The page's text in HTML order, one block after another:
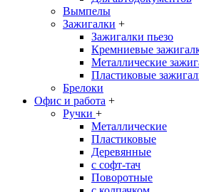
Вымпелы
Зажигалки +
Зажигалки пьезо
Кремниевые
Металлические
Пластиковые
Брелоки
Офис и работа +
Ручки +
Металлические
Пластиковые
Деревянные
с софт-тач
Поворотные